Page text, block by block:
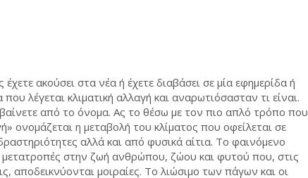
ακούσει στα νέα ή έχετε διαβάσει σε μία εφημερίδα ή
λέγεται κλιματική αλλαγή και αναρωτιόσασταν τι είναι.
από το όνομα. Ας το θέσω με τον πιο απλό τρόπο που
ονομάζεται η μεταβολή του κλίματος που οφείλεται σε
αλλά και από φυσικά αίτια. Το φαινόμενο
μετατροπές στην ζωή ανθρώπου, ζώου και φυτού που, στις
αποδεικνύονται μοιραίες. Το λιώσιμο των πάγων και οι